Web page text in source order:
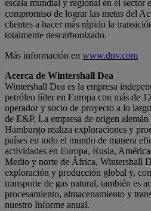
escala mundial y regional en el sector
compromiso de lograr las metas del
clientes a hacer más rápido la
totalmente descarbonizado.
Más información en www.dnv.com
Acerca de Wintershall Dea
Wintershall Dea es la empresa
petróleo líder en Europa con más de
operador y socio de proyecto a lo
de E&P. La empresa de origen
Hamburgo realiza exploraciones y
países en todo el mundo de manera
actividades en Europa, Rusia,
Medio y norte de África, Wintershall
exploración y producción global y,
transporte de gas natural, también es
procesamiento, almacenamiento y
nuestro Informe anual.